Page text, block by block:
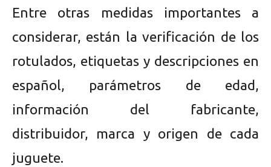
Entre otras medidas importantes a
considerar, están la verificación de los
rotulados, etiquetas y descripciones en
español, parámetros de edad,
información del fabricante,
distribuidor, marca y origen de cada
juguete.